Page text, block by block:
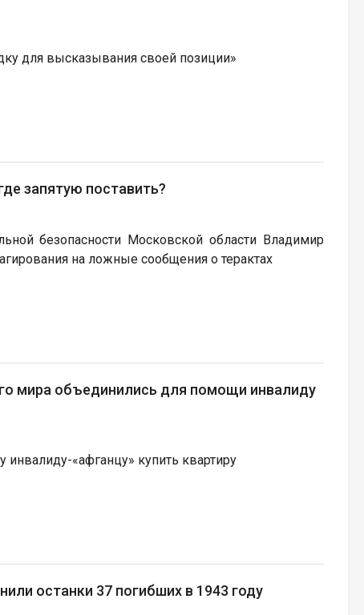
для высказывания своей позиции»
запятую поставить?
безопасности Московской области Владимир
на ложные сообщения о терактах
мира объединились для помощи инвалиду
«афганцу» купить квартиру
останки 37 погибших в 1943 году